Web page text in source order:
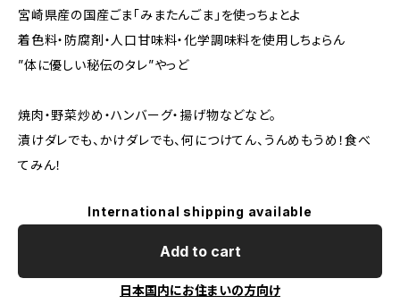
宮崎県産の国産ごま「みまたんごま」を使っちょとよ
着色料・防腐剤・人口甘味料・化学調味料を使用しちょらん
”体に優しい秘伝のタレ”やっど
焼肉・野菜炒め・ハンバーグ・揚げ物などなど。
漬けダレでも、かけダレでも、何につけてん、うんめもうめ！食べ
てみん！
International shipping available
Add to cart
日本国内にお住まいの方向け